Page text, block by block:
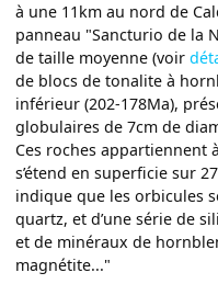
à une 11km au nord de
panneau "Sancturio de la
de taille moyenne (voir
de blocs de tonalite à
inférieur (202-178Ma),
globulaires de 7cm de
Ces roches appartiennent
s’étend en superficie sur
indique que les orbicules
quartz, et d’une série de
et de minéraux de
magnétite..."